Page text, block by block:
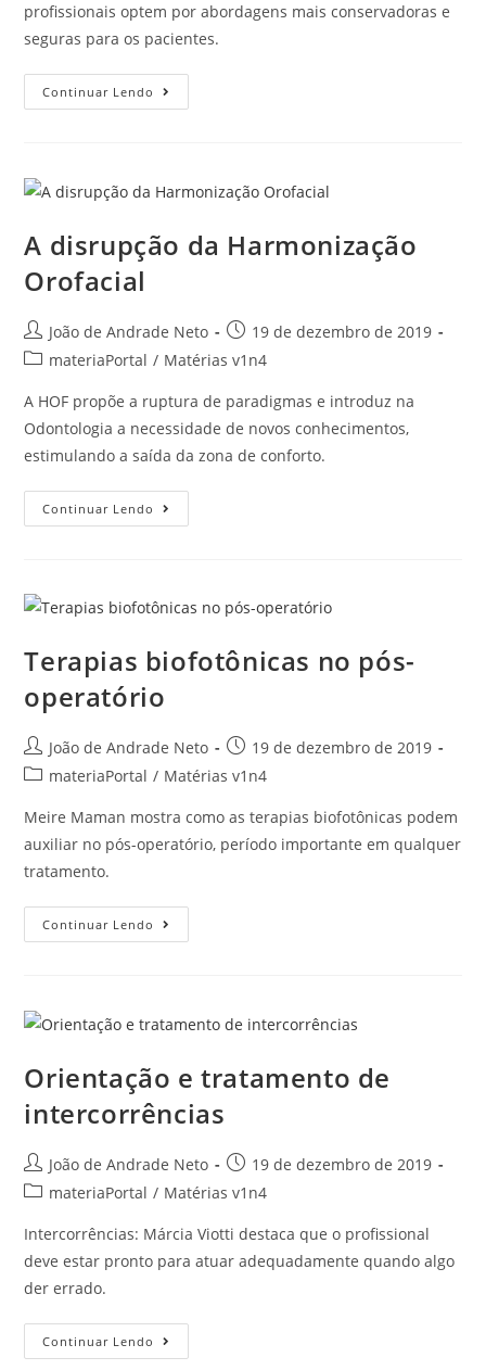
profissionais optem por abordagens mais conservadoras e
seguras para os pacientes.
Continuar Lendo
A disrupção da Harmonização
Orofacial
João de Andrade Neto
19 de dezembro de 2019
materiaPortal / Matérias v1n4
A HOF propõe a ruptura de paradigmas e introduz na
Odontologia a necessidade de novos conhecimentos,
estimulando a saída da zona de conforto.
Continuar Lendo
Terapias biofotônicas no pós-
operatório
João de Andrade Neto
19 de dezembro de 2019
materiaPortal / Matérias v1n4
Meire Maman mostra como as terapias biofotônicas podem
auxiliar no pós-operatório, período importante em qualquer
tratamento.
Continuar Lendo
Orientação e tratamento de
intercorrências
João de Andrade Neto
19 de dezembro de 2019
materiaPortal / Matérias v1n4
Intercorrências: Márcia Viotti destaca que o profissional
deve estar pronto para atuar adequadamente quando algo
der errado.
Continuar Lendo